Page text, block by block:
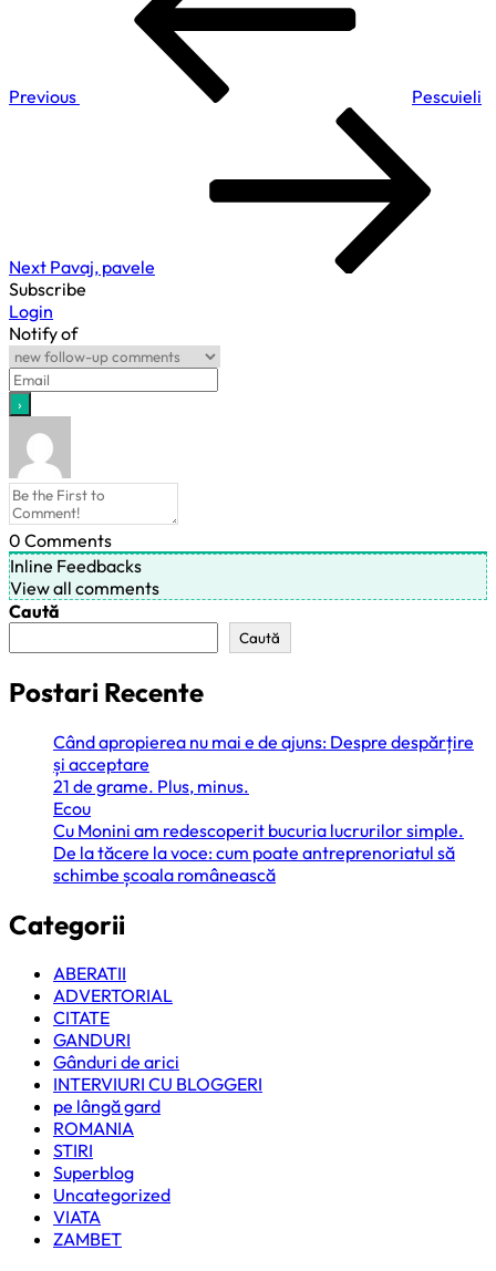
alegi
imprimanta
Previous
Pescuieli
Next Pavaj, pavele
Subscribe
Login
Notify of
0 Comments
Inline Feedbacks
View all comments
Caută
Caută
Postari Recente
Când apropierea nu mai e de ajuns: Despre despărțire
și acceptare
21 de grame. Plus, minus.
Ecou
Cu Monini am redescoperit bucuria lucrurilor simple.
De la tăcere la voce: cum poate antreprenoriatul să
schimbe școala românească
Categorii
ABERATII
ADVERTORIAL
CITATE
GANDURI
Gânduri de arici
INTERVIURI CU BLOGGERI
pe lângă gard
ROMANIA
STIRI
Superblog
Uncategorized
VIATA
ZAMBET